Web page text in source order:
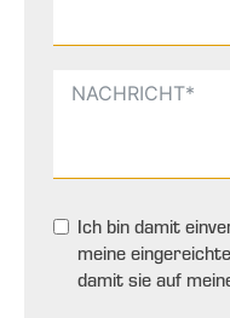
Ich bin damit
meine
damit sie auf